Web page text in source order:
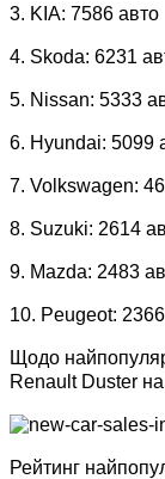
3. KIA: 7586 авто
4. Skoda: 6231
5. Nissan: 5333
6. Hyundai: 5099
7. Volkswagen:
8. Suzuki: 2614
9. Mazda: 2483
10. Peugeot:
Щодо
Renault Duster
Рейтинг